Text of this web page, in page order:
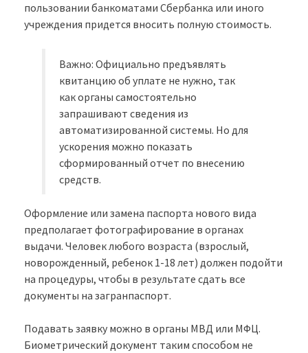
пользовании банкоматами Сбербанка или иного
учреждения придется вносить полную стоимость.
Важно: Официально предъявлять
квитанцию об уплате не нужно, так
как органы самостоятельно
запрашивают сведения из
автоматизированной системы. Но для
ускорения можно показать
сформированный отчет по внесению
средств.
Оформление или замена паспорта нового вида
предполагает фотографирование в органах
выдачи. Человек любого возраста (взрослый,
новорожденный, ребенок 1-18 лет) должен подойти
на процедуры, чтобы в результате сдать все
документы на загранпаспорт.
Подавать заявку можно в органы МВД или МФЦ.
Биометрический документ таким способом не